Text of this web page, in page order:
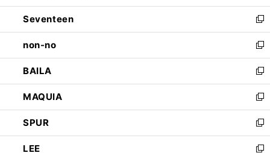
開
く
ウ
で
開
く
ン
ド
ウ
で
開
く
Seventeen
新
し
い
ウ
ィ
ン
ド
ウ
で
開
く
non-no
新
し
い
ウ
ィ
ン
ド
ウ
で
BAILA
新
し
い
ウ
ィ
ン
ド
MAQUIA
新
し
い
ウ
ィ
SPUR
新
し
い
LEE